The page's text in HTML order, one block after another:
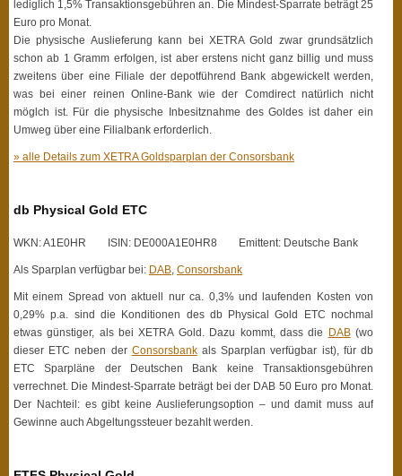
lediglich 1,5% Transaktionsgebühren an. Die Mindest-Sparrate beträgt 25
Euro pro Monat.
Die physische Auslieferung kann bei XETRA Gold zwar grundsätzlich
schon ab 1 Gramm erfolgen, ist aber erstens nicht ganz billig und muss
zweitens über eine Filiale der depotführend Bank abgewickelt werden,
was bei einer reinen Online-Bank wie der Comdirect natürlich nicht
möglch ist. Für die physische Inbesitznahme des Goldes ist daher ein
Umweg über eine Filialbank erforderlich.
» alle Details zum XETRA Goldsparplan der Consorsbank
db Physical Gold ETC
WKN: A1E0HR ISIN: DE000A1E0HR8 Emittent: Deutsche Bank
Als Sparplan verfügbar bei: DAB Consorsbank
Mit einem Spread von aktuell nur ca. 0,3% und laufenden Kosten von
0,29% p.a. sind die Konditionen des db Physical Gold ETC nochmal
etwas günstiger, als bei XETRA Gold. Dazu kommt, dass die DAB(wo
dieser ETC neben der Consorsbankals Sparplan verfügbar ist), für db
ETC Sparpläne der Deutschen Bank keine Transaktionsgebühren
verrechnet. Die Mindest-Sparrate beträgt bei der DAB 50 Euro pro Monat.
Der Nachteil: es gibt keine Auslieferungsoption – und damit muss auf
Gewinne auch Abgeltungssteuer bezahlt werden.